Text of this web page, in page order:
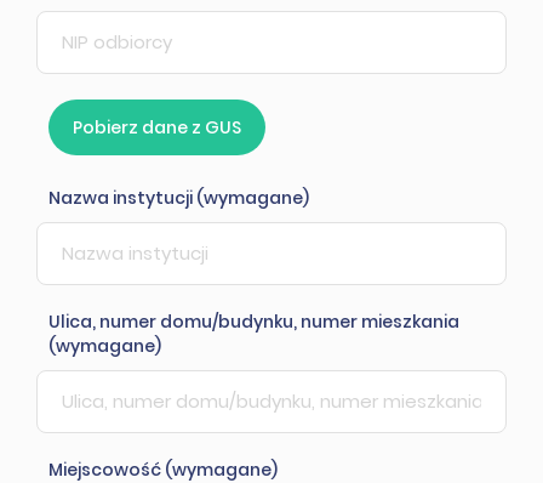
Pobierz dane z GUS
Nazwa instytucji (wymagane)
Ulica, numer domu/budynku, numer mieszkania
(wymagane)
Miejscowość (wymagane)